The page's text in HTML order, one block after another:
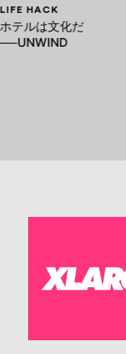
LIFE HACK
ホテルは文化だ
──UNWIND